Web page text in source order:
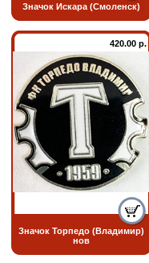
Значок Искара (Смоленск)
420.00 р.
Значок Торпедо (Владимир)
нов